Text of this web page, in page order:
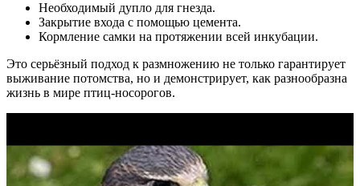
Необходимый дупло для гнезда.
Закрытие входа с помощью цемента.
Кормление самки на протяжении всей инкубации.
Это серьёзный подход к размножению не только гарантирует
выживание потомства, но и демонстрирует, как разнообразна
жизнь в мире птиц-носорогов.